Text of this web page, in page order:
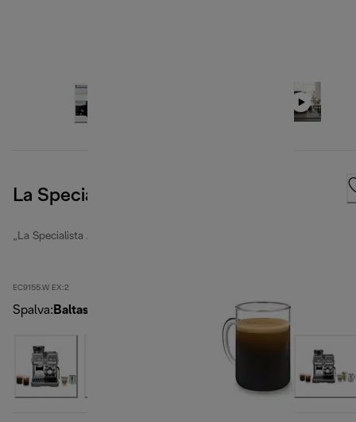
La Specialista Arte, White
„La Specialista Arte“
EC9155.W EX:2
Spalva: Baltas